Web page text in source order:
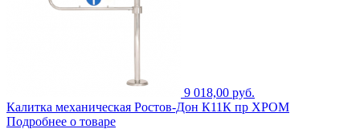
9 018,00 руб.
Калитка механическая Ростов-Дон К11К пр ХРОМ
Подробнее о товаре